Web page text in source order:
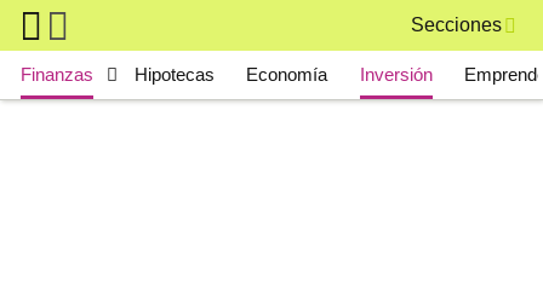
Skip to main content
Secciones
Main navigation
Finanzas Hipotecas Economía Inversión